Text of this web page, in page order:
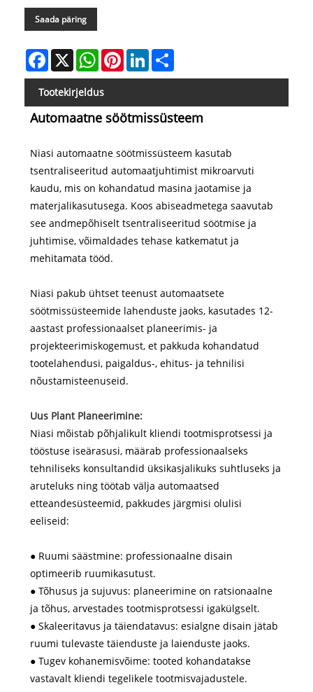
Saada päring
Facebook
X WhatsAppPinterestLinkedIn
Tootekirjeldus
Automaatne söötmissüsteem
Niasi automaatne söötmissüsteem kasutab
tsentraliseeritud automaatjuhtimist mikroarvuti
kaudu, mis on kohandatud masina jaotamise ja
materjalikasutusega. Koos abiseadmetega saavutab
see andmepõhiselt tsentraliseeritud söötmise ja
juhtimise, võimaldades tehase katkematut ja
mehitamata tööd.
Niasi pakub ühtset teenust automaatsete
söötmissüsteemide lahenduste jaoks, kasutades 12-
aastast professionaalset planeerimis- ja
projekteerimiskogemust, et pakkuda kohandatud
tootelahendusi, paigaldus-, ehitus- ja tehnilisi
nõustamisteenuseid.
Uus Plant Planeerimine:
Niasi mõistab põhjalikult kliendi tootmisprotsessi ja
tööstuse iseärasusi, määrab professionaalseks
tehniliseks konsultandid üksikasjalikuks suhtluseks ja
aruteluks ning töötab välja automaatsed
etteandesüsteemid, pakkudes järgmisi olulisi
eeliseid:
● Ruumi säästmine: professionaalne disain
optimeerib ruumikasutust.
● Tõhusus ja sujuvus: planeerimine on ratsionaalne
ja tõhus, arvestades tootmisprotsessi igakülgselt.
● Skaleeritavus ja täiendatavus: esialgne disain jätab
ruumi tulevaste täienduste ja laienduste jaoks.
● Tugev kohanemisvõime: tooted kohandatakse
vastavalt kliendi tegelikele tootmisvajadustele.